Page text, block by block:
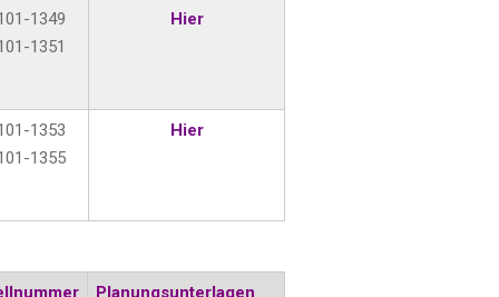
1349
1351
Hier
1353
1355
Hier
Planungsunterlagen